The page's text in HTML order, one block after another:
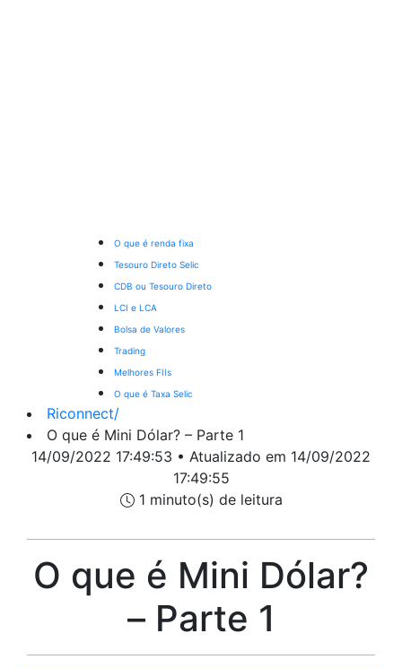
O que é renda fixa
Tesouro Direto Selic
CDB ou Tesouro Direto
LCI e LCA
Bolsa de Valores
Trading
Melhores FIIs
O que é Taxa Selic
Riconnect/
O que é Mini Dólar? – Parte 1
14/09/2022 17:49:53 • Atualizado em 14/09/2022
17:49:55
1 minuto(s) de leitura
O que é Mini Dólar?
– Parte 1